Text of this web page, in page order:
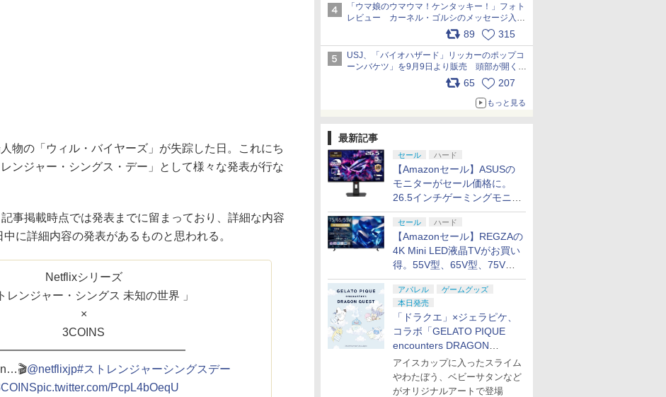
「ウマ娘のウマウマ！ケンタッキー！」フォト
レビュー カーネル・ゴルシのメッセージ入り
パッケージや描き下ろしトレカなどが登場
89 315
USJ、「バイオハザード」リッカーのポップコ
ーンバケツ」を9月9日より販売 頭部が開く仕
組み。味は恐怖を堪のう「味噌フレーバー」
65 207
もっと見る
最新記事
セール ハード
【Amazonセール】ASUSの
モニターがセール価格に。
26.5インチゲーミングモニタ
ー「ROG Strix OLED
XG27ACDMS」限定モデルも
お買い得
セール ハード
【Amazonセール】REGZAの
4K Mini LED液晶TVがお買い
得。55V型、65V型、75V型
の2026年モデルがラインナ
ップ
アパレル
ゲームグッズ
本日発売
「ドラクエ」×ジェラピケ、
コラボ「GELATO PIQUE
encounters DRAGON
QUEST」第2弾が本日発売
アイスカップに入ったスライム
やわたぼう、ベビーサタンなど
がオリジナルアートで登場
物の「ウィル・バイヤーズ」が失踪した日。これにち
ンジャー・シングス・デー」として様々な発表が行な
事掲載時点では発表までに留まっており、詳細な内容
に詳細内容の発表があるものと思われる。
Netflixシリーズ
レンジャー・シングス 未知の世界 」
×
3COINS
@netflixjp#ストレンジャーシングスデー
pic.twitter.com/PcpL4bOeqU